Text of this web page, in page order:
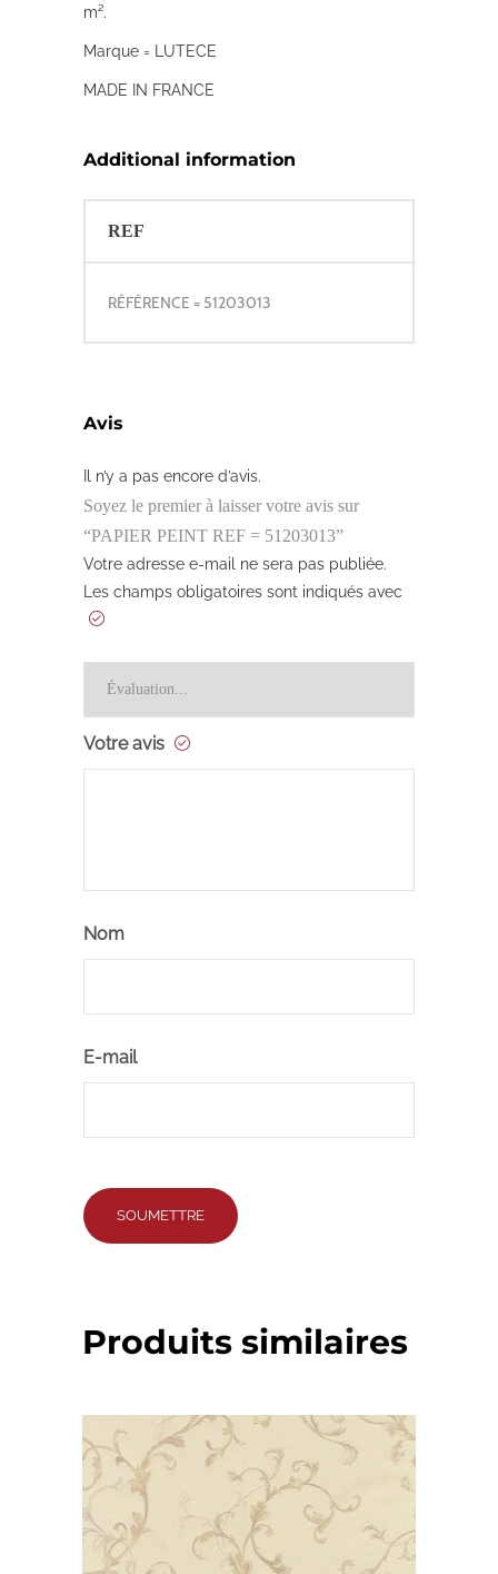
m².
Marque = LUTECE
MADE IN FRANCE
Additional information
REF
RÉFÉRENCE = 51203013
Avis
Il n’y a pas encore d’avis.
Soyez le premier à laisser votre avis sur
“PAPIER PEINT REF = 51203013”
Votre adresse e-mail ne sera pas publiée.
Les champs obligatoires sont indiqués avec
Votre avis
Nom
E-mail
Produits similaires